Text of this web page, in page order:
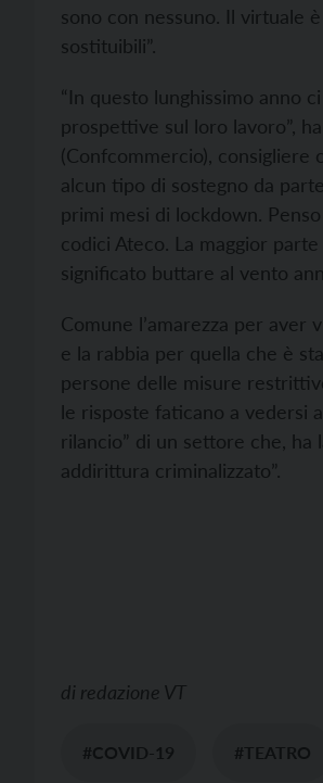
sono con nessuno. Il virtuale
sostituibili”.
“In questo lunghissimo anno
prospettive sul loro lavoro”,
(Confcommercio), consigliere
alcun tipo di sostegno da
primi mesi di lockdown.
codici Ateco. La maggior
significato buttare al vento
Comune l’amarezza per aver
e la rabbia per quella che è
persone delle misure
le risposte faticano a vedersi
rilancio” di un settore che, ha
addirittura criminalizzato”.
di redazione VT
#COVID-19 #TEATRO